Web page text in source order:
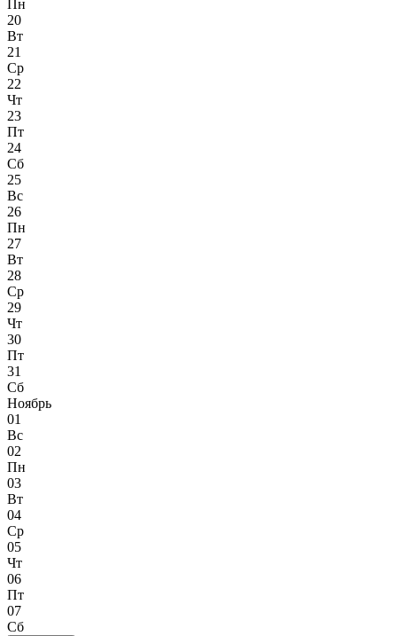
Пн
20
Вт
21
Ср
22
Чт
23
Пт
24
Сб
25
Вс
26
Пн
27
Вт
28
Ср
29
Чт
30
Пт
31
Сб
Ноябрь
01
Вс
02
Пн
03
Вт
04
Ср
05
Чт
06
Пт
07
Сб